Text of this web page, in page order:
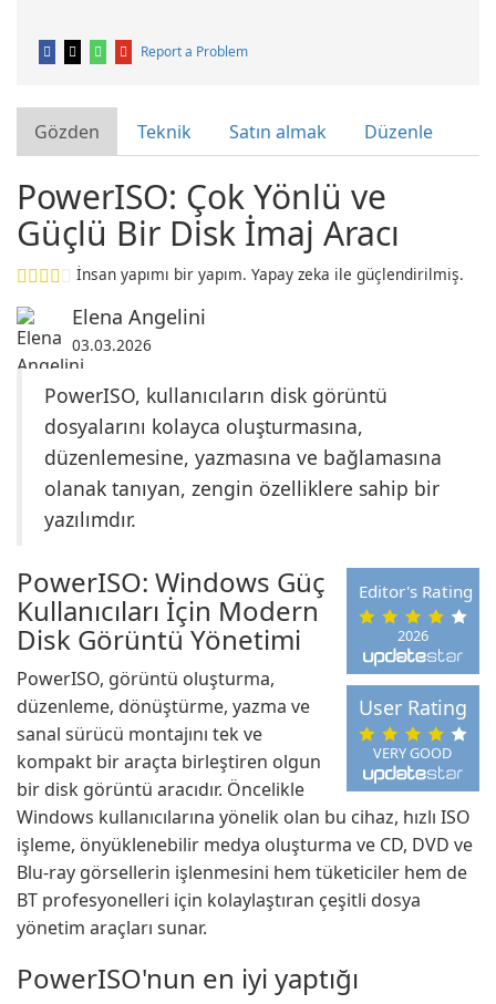
Report a Problem
Gözden Teknik Satın almak Düzenle
PowerISO: Çok Yönlü ve
Güçlü Bir Disk İmaj Aracı
İnsan yapımı bir yapım. Yapay zeka ile güçlendirilmiş.
Elena Angelini
03.03.2026
PowerISO, kullanıcıların disk görüntü
dosyalarını kolayca oluşturmasına,
düzenlemesine, yazmasına ve bağlamasına
olanak tanıyan, zengin özelliklere sahip bir
yazılımdır.
2026
Editor's Rating
VERY GOOD
User Rating
PowerISO: Windows Güç
Kullanıcıları İçin Modern
Disk Görüntü Yönetimi
PowerISO, görüntü oluşturma,
düzenleme, dönüştürme, yazma ve
sanal sürücü montajını tek ve
kompakt bir araçta birleştiren olgun
bir disk görüntü aracıdır. Öncelikle
Windows kullanıcılarına yönelik olan bu cihaz, hızlı ISO
işleme, önyüklenebilir medya oluşturma ve CD, DVD ve
Blu-ray görsellerin işlenmesini hem tüketiciler hem de
BT profesyonelleri için kolaylaştıran çeşitli dosya
yönetim araçları sunar.
PowerISO'nun en iyi yaptığı